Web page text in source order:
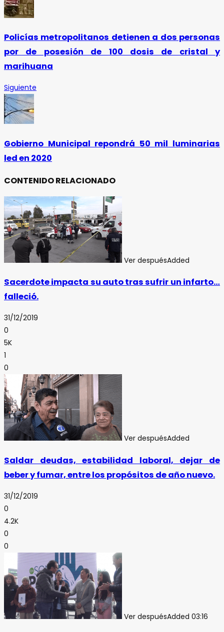
Policías metropolitanos detienen a dos personas
por de posesión de 100 dosis de cristal y
marihuana
Siguiente
Gobierno Municipal repondrá 50 mil luminarias
led en 2020
CONTENIDO RELACIONADO
Ver despuésAdded
Sacerdote impacta su auto tras sufrir un infarto…
falleció.
31/12/2019
0
5K
1
0
Ver despuésAdded
Saldar deudas, estabilidad laboral, dejar de
beber y fumar, entre los propósitos de año nuevo.
31/12/2019
0
4.2K
0
0
Ver despuésAdded 03:16